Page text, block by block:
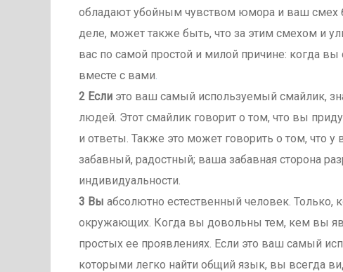
обладают убойным чувством юмора и ваш смех
деле, может также быть, что за этим смехом и
вас по самой простой и милой причине: когда
вместе с вами.
2 Если это ваш самый используемый смайлик,
людей. Этот смайлик говорит о том, что вы
и ответы. Также это может говорить о том, что
забавный, радостный; ваша забавная сторона
индивидуальности.
3 Вы абсолютно естественный человек.
окружающих. Когда вы довольны тем, кем вы
простых ее проявлениях. Если это ваш самый
которыми легко найти общий язык, вы всегда